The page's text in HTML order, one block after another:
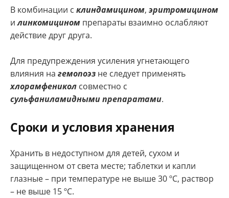
В комбинации с клиндамицином, эритромицином
илинкомицином препараты взаимно ослабляют
действие друг друга.
Для предупреждения усиления угнетающего
влияния на гемопоэз не следует применять
хлорамфеникол совместно с
сульфаниламидными препаратами.
Сроки и условия хранения
Хранить в недоступном для детей, сухом и
защищенном от света месте; таблетки и капли
глазные – при температуре не выше 30 ºС, раствор
– не выше 15 ºС.